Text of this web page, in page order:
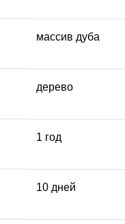
массив дуба
дерево
1 год
10 дней